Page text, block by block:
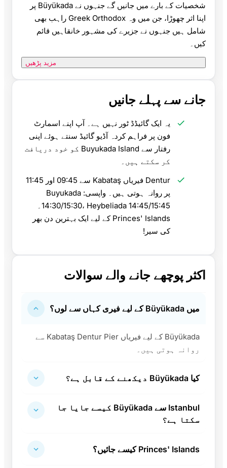
شخصیات کے بارے میں جانیں گے جنہوں نے Büyükada پر
اپنا اثر چھوڑا، جن میں وہ Greek Orthodox راہب بھی
شامل ہیں جنہوں نے جزیرے کی مشہور خانقاہیں قائم
کیں۔
مزید پڑھیں
جانے سے پہلے جانیں
یہ ایک گائیڈڈ ٹور نہیں ہے۔ آپ اپنے اسمارٹ
فون پر فراہم کردہ آڈیو گائیڈ سنتے ہوئے اپنی
رفتار سے Buyukada Island کو خود دریافت
کر سکتے ہیں۔
Dentur فیریاں Kabataş سے 09:45 اور 11:45
پر روانہ ہوتی ہیں۔ واپسی: Buyukada
14:30/15:30، Heybeliada 14:45/15:45۔
Princes' Islands کے لیے ایک بہترین دن بھر
کی سیر!
اکثر پوچھے جانے والے سوالات
میں Büyükada کے لیے فیری کہاں سے لوں؟
Büyükada کے لیے فیریاں Kabataş Dentur Pier سے
روانہ ہوتی ہیں۔
کیا Büyükada دیکھنے کے قابل ہے؟
Istanbul سے Büyükada کیسے جایا جا
سکتا ہے؟
Princes' Islands کیسے جائیں؟